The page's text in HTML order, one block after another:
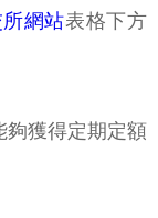
網站表格下方
夠獲得定期定額